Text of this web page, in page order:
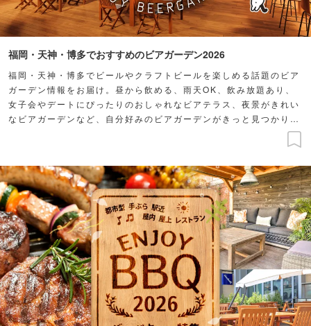
福岡・天神・博多でおすすめのビアガーデン2026
福岡・天神・博多でビールやクラフトビールを楽しめる話題のビア
ガーデン情報をお届け。昼から飲める、雨天OK、飲み放題あり、
女子会やデートにぴったりのおしゃれなビアテラス、夜景がきれい
なビアガーデンなど、自分好みのビアガーデンがきっと見つかりま